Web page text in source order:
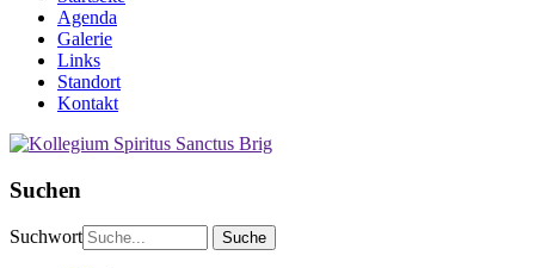
Agenda
Galerie
Links
Standort
Kontakt
Suchen
Suchwort